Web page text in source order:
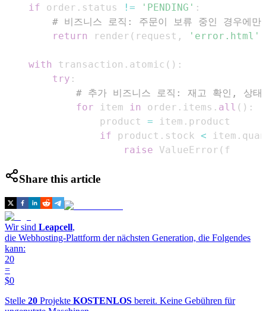
if order . status != 'PENDING' :
# 비즈니스 로직: 주문이 보류 중인 경우에
return
render ( request , 'error.html'
with transaction . atomic ( ) :
try :
# 추가 비즈니스 로직: 재고 확인, 상태
for item in order . items . all ( ) :
                product
= item .
if product . stock < item .
raise ValueError ( f
Share this article
Wir sind Leapcell,
die Webhosting-Plattform der nächsten Generation, die Folgendes
kann:
20
=
$0
Stelle 20 Projekte KOSTENLOS bereit. Keine Gebühren für